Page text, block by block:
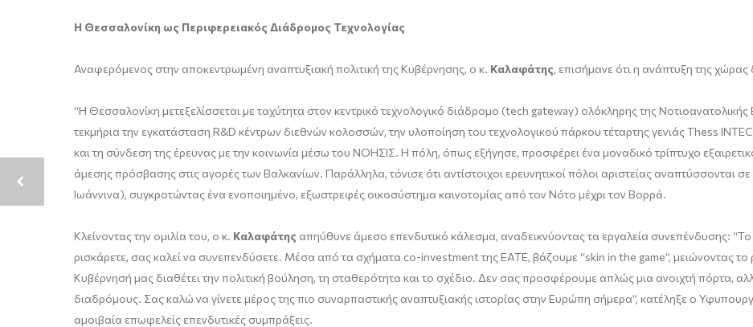
Η Θεσσαλονίκη ως Περιφερειακός Διάδρομος Τεχνολογίας
Αναφερόμενος στην αποκεντρωμένη αναπτυξιακή πολιτική της Κυβέρνησης, ο κ. Καλαφάτης, επισήμανε ότι η ανάπτυξη της χώρας
“Η Θεσσαλονίκη μετεξελίσσεται με ταχύτητα στον κεντρικό τεχνολογικό διάδρομο (tech gateway) ολόκληρης της
τεκμήρια την εγκατάσταση R&D κέντρων διεθνών κολοσσών, την υλοποίηση του τεχνολογικού πάρκου τέταρτης γενιάς Thess
και τη σύνδεση της έρευνας με την κοινωνία μέσω του ΝΟΗΣΙΣ. Η πόλη, όπως εξήγησε, προσφέρει ένα μοναδικό τρίπτυχο
άμεσης πρόσβασης στις αγορές των Βαλκανίων. Παράλληλα, τόνισε ότι αντίστοιχοι ερευνητικοί πόλοι αριστείας αναπτύσσονται
Ιωάννινα), συγκροτώντας ένα ενοποιημένο, εξωστρεφές οικοσύστημα καινοτομίας από τον Νότο μέχρι τον Βορρά.
Κλείνοντας την ομιλία του, ο κ. Καλαφάτης απηύθυνε άμεσο επενδυτικό κάλεσμα, αναδεικνύοντας τα εργαλεία συνεπένδυσης:
ρισκάρετε, σας καλεί να συνεπενδύσετε. Μέσα από τα σχήματα co-investment της ΕΑΤΕ, βάζουμε “skin in the game”, μειώνοντας το
Κυβέρνησή μας διαθέτει την πολιτική βούληση, τη σταθερότητα και το σχέδιο. Δεν σας προσφέρουμε απλώς μια ανοιχτή πόρτα,
διαδρόμους. Σας καλώ να γίνετε μέρος της πιο συναρπαστικής αναπτυξιακής ιστορίας στην Ευρώπη σήμερα”, κατέληξε ο
αμοιβαία επωφελείς επενδυτικές συμπράξεις.